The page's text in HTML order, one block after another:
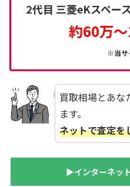
2代目 三菱eKスペー
約60万～
※当サ
買取相場とあな
ます。
ネットで査定を
▶インターネッ